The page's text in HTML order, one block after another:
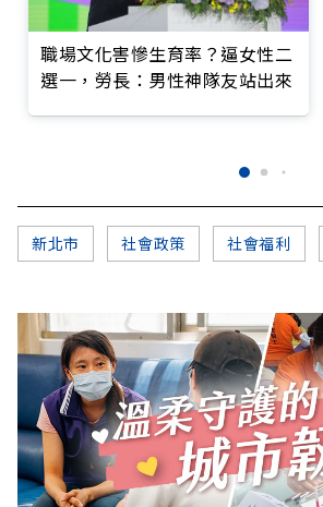
職場文化害慘生育率？逼女性二
選一，勞長：男性神隊友站出來
新北市 社會政策 社會福利